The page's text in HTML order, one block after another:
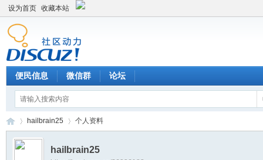
设为首页 收藏本站
便民信息 微信群 论坛
hailbrain25 个人资料
hailbrain25